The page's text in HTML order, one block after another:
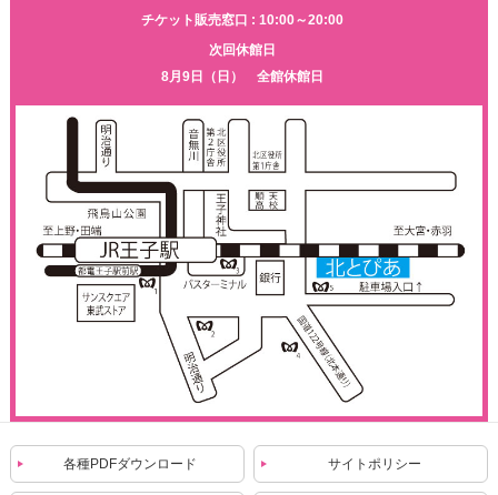
チケット販売窓口 : 10:00～20:00
次回休館日
8月9日（日） 全館休館日
各種PDFダウンロード サイトポリシー